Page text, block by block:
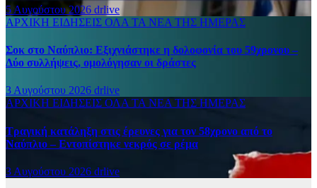
5 Αυγούστου 2026 drlive
ΑΡΧΙΚΗ ΕΙΔΗΣΕΙΣ ΟΛΑ ΤΑ ΝΕΑ ΤΗΣ ΗΜΕΡΑΣ
Σοκ στο Ναύπλιο: Εξιχνιάστηκε η δολοφονία του 59χρονου –
Δύο συλλήψεις, ομολόγησαν οι δράστες
3 Αυγούστου 2026 drlive
ΑΡΧΙΚΗ ΕΙΔΗΣΕΙΣ ΟΛΑ ΤΑ ΝΕΑ ΤΗΣ ΗΜΕΡΑΣ
Τραγική κατάληξη στις έρευνες για τον 58χρονο από το
Ναύπλιο – Εντοπίστηκε νεκρός σε ρέμα
3 Αυγούστου 2026 drlive